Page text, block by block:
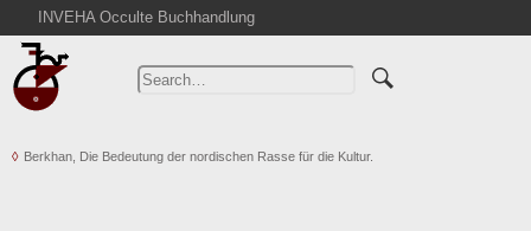
INVEHA Occulte Buchhandlung
Home
Advanced Search
CartBerkhan, Die Bedeutung der nordischen Rasse für die Kultur.